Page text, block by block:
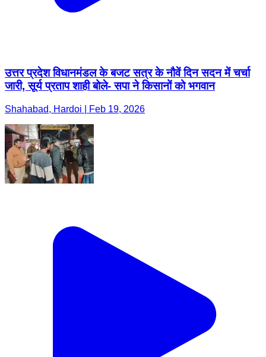
उत्तर प्रदेश विधानमंडल के बजट सत्र के नौवें दिन सदन में चर्चा
जारी, सूर्य प्रताप शाही बोले- सपा ने किसानों को भगवान
Shahabad, Hardoi | Feb 19, 2026